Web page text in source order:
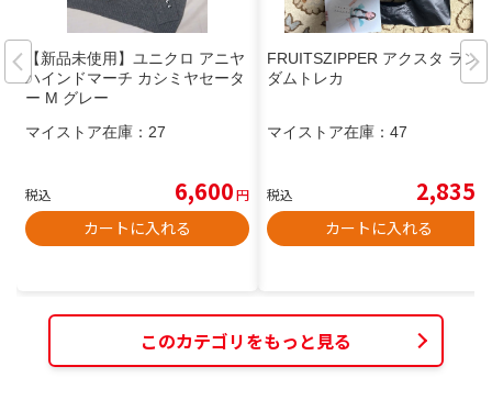
【新品未使用】ユニクロ アニヤ
ハインドマーチ カシミヤセータ
ー M グレー
マイストア在庫： 27
税込 6,600円
カートに入れる
FRUITSZIPPER アクスタ ラン
ダムトレカ
マイストア在庫： 47
税込 2,835
カートに入れる
このカテゴリをもっと見る